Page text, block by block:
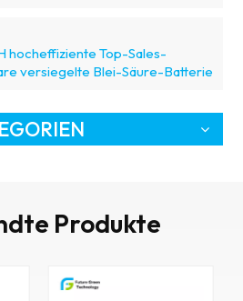
hocheffiziente Top-Sales-
versiegelte Blei-Säure-Batterie
Produkte